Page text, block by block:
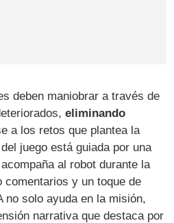
deben maniobrar a través de
eliminando
a los retos que plantea la
juego está guiada por una
al robot durante la
y un toque de
no solo ayuda en la misión,
narrativa que destaca por